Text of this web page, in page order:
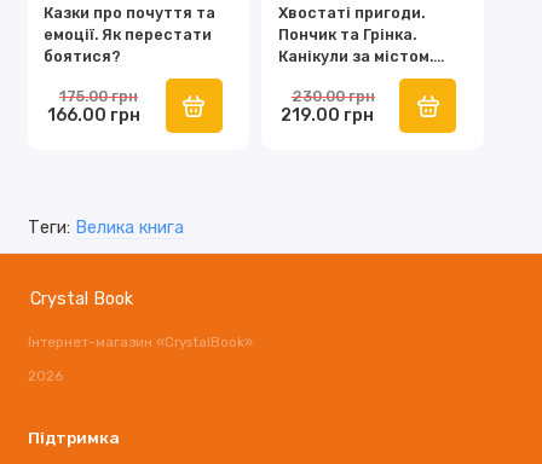
Казки про почуття та
емоції. Як перестати
боятися?
166.00 грн
175.00 грн
Хвостаті пригоди.
Пончик та Грінка.
Канікули за містом.
219.00 грн
230.00 грн
Теги: Велика книга
Crystal Book
Інтернет-магазин «CrystalBook»
2026
Підтримка